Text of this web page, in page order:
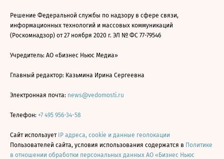
Решение Федеральной службы по надзору в сфере связи,
информационных технологий и массовых коммуникаций
(Роскомнадзор) от 27 ноября 2020 г. ЭЛ № ФС 77-79546
Учредитель: АО «Бизнес Ньюс Медиа»
Главный редактор: Казьмина Ирина Сергеевна
Электронная почта: news@vedomosti.ru
Телефон: +7 495 956-34-58
Сайт использует IP адреса, cookie и данные геолокации
Пользователей сайта, условия использования содержатся в Политике
в отношении обработки персональных данных АО «Бизнес Ньюс